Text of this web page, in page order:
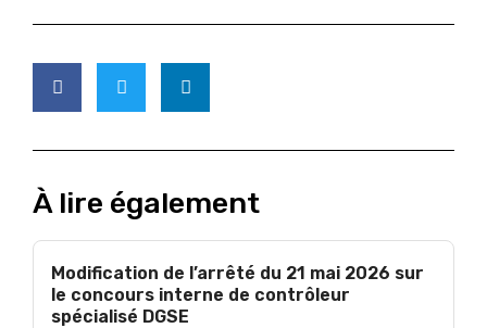
À lire également
Modification de l’arrêté du 21 mai 2026 sur
le concours interne de contrôleur
spécialisé DGSE